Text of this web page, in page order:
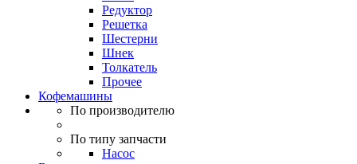
Редуктор
Решетка
Шестерни
Шнек
Толкатель
Прочее
Кофемашины
По производителю
По типу запчасти
Насос